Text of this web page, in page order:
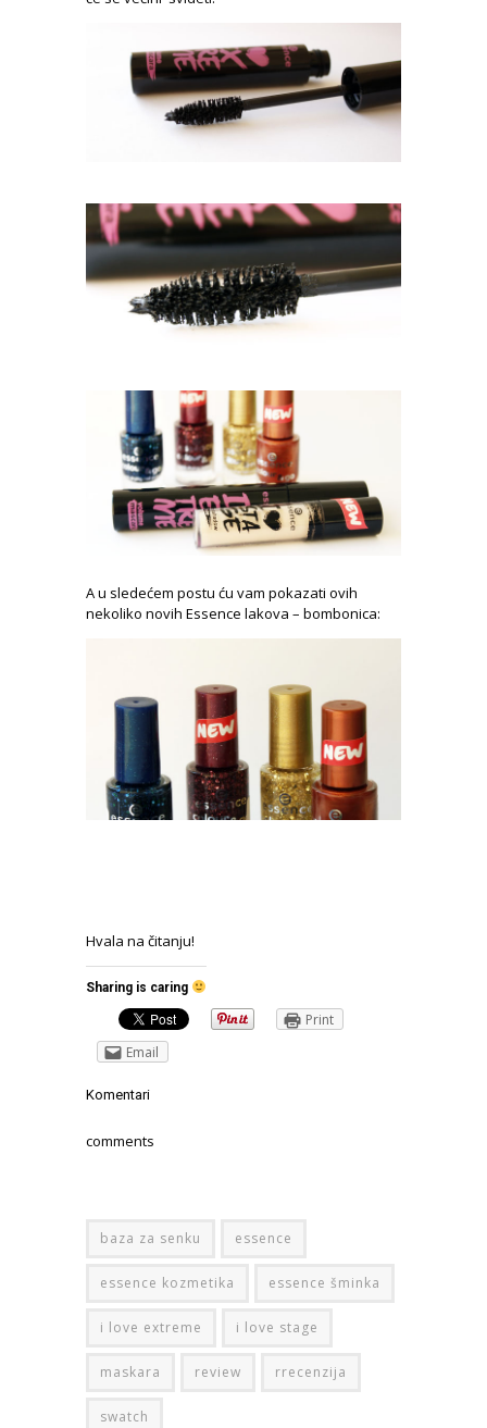
A u sledećem postu ću vam pokazati ovih
nekoliko novih Essence lakova – bombonica:
Hvala na čitanju!
Sharing is caring
Print
Email
Komentari
comments
baza za senku essence
essence kozmetika essence šminka
i love extreme i love stage
maskara review rrecenzija
swatch